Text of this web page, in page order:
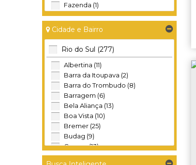
Fazenda (1)
Sítio (34)
Terreno (24)
Industrial (40)
Galpão (5)
Garagem (1)
Terreno (34)
Comercial (22)
Prédio (3)
Salas Comerciais (7)
Terreno (12)
Misto (1)
Cidade e Bairro
Rio do Sul (277)
Albertina (11)
Barra da Itoupava (2)
Barra do Trombudo (8)
Barragem (6)
Bela Aliança (13)
Boa Vista (10)
Bremer (25)
Budag (9)
Canoas (13)
Canta Galo (11)